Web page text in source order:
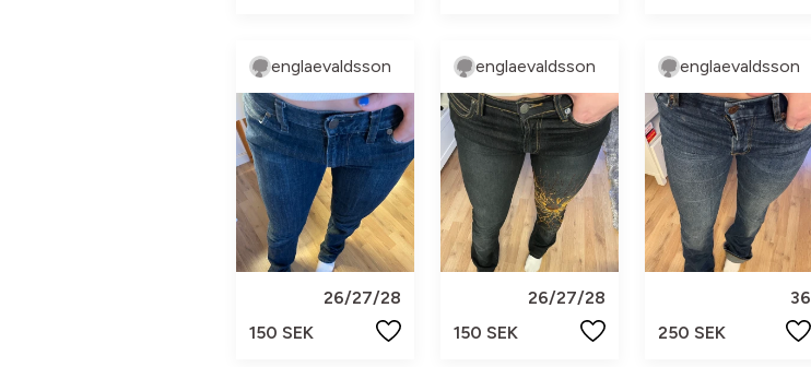
englaevaldsson
26/27/28
150 SEK
englaevaldsson
26/27/28
150 SEK
englaevaldsson
36
250 SEK